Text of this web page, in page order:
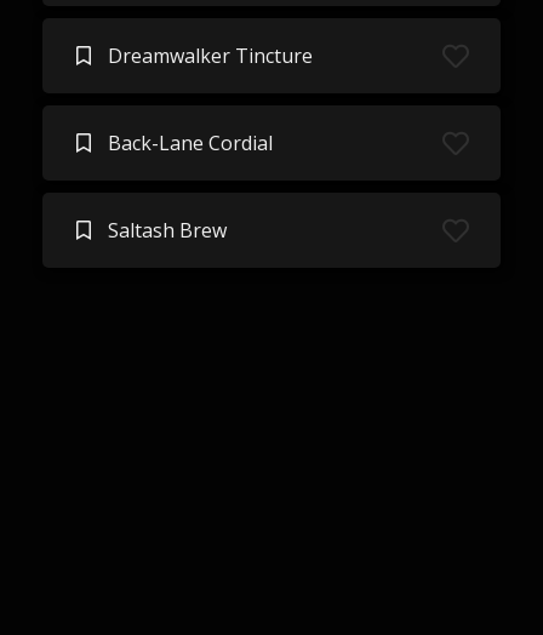
Dreamwalker Tincture
Back-Lane Cordial
Saltash Brew